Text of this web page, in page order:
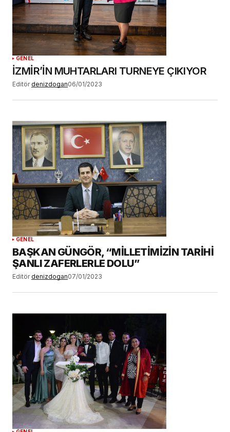
GENEL
İZMİR’İN MUHTARLARI TURNEYE ÇIKIYOR
Editör denizdogan06/01/2023
GENEL
BAŞKAN GÜNGÖR, “MİLLETİMİZİN TARİHİ
ŞANLI ZAFERLERLE DOLU”
Editör denizdogan07/01/2023